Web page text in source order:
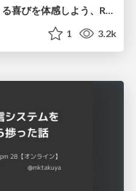
自分の道具を自作してつくる喜びを体感しよう、Railsで。 〜4年続いたPodcastを実例に〜 / Kaigi on Rails 2023
1 3.2k